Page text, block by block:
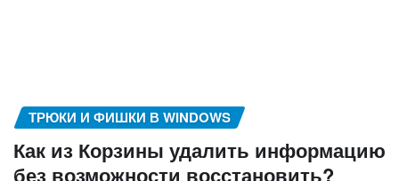
ТРЮКИ И ФИШКИ В WINDOWS
Как из Корзины удалить информацию
без возможности восстановить?